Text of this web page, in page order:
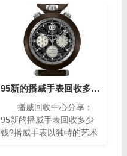
95新的播威手表回收多少钱?(高价回收指南)
播威回收中心分享：
95新的播威手表回收多少
钱?播威手表以独特的艺术